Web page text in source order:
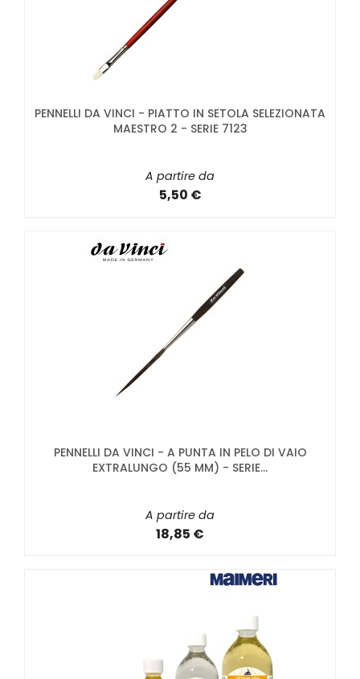
PENNELLI DA VINCI - PIATTO IN SETOLA SELEZIONATA
MAESTRO 2 - SERIE 7123
A partire da
5,50 €
PENNELLI DA VINCI - A PUNTA IN PELO DI VAIO
EXTRALUNGO (55 MM) - SERIE...
A partire da
18,85 €